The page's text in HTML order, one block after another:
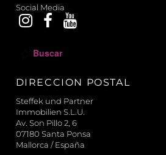
Social Media
c
r
DIRECCION POSTAL
Steffek und Partner
Immobilien S.L.U.
Av. Son Pillo 2, 6
07180 Santa Ponsa
Mallorca / España